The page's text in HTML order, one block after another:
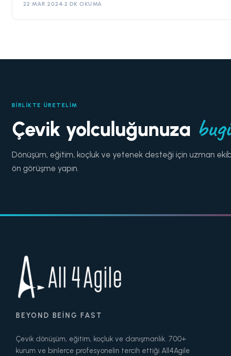
22 MAR 2024·2 DK OKUMA
BIRLIKTE ÜRETELIM
Çevik yolculuğunuza
Dönüşüm, eğitim, koçluk ve yetenek desteği için uzman
ön görüşme yapın.
BEYOND BEING FAST
Çevik dönüşüm, eğitim, koçluk ve danışmanlık. 700+
kurum ve binlerce profesyonelin tercih ettiği All4Agile